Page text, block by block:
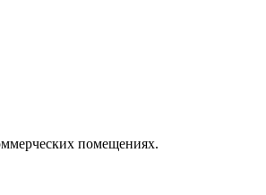
помещениях.